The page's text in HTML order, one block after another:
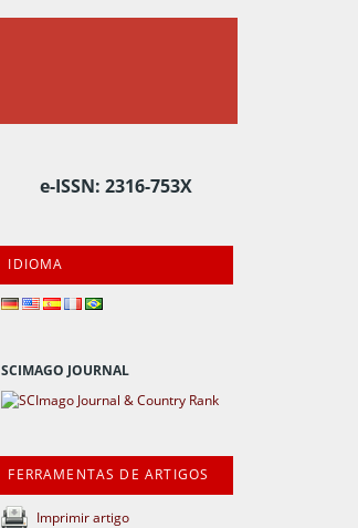
e-ISSN: 2316-753X
IDIOMA
SCIMAGO JOURNAL
FERRAMENTAS DE ARTIGOS
Imprimir artigo